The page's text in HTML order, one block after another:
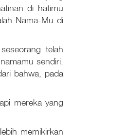
di hatimu
Nama-Mu di
telah
sendiri.
bahwa, pada
mereka yang
memikirkan